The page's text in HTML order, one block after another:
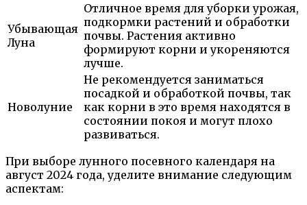
Убывающая
Луна
Отличное время для уборки урожая,
подкормки растений и обработки
почвы. Растения активно
формируют корни и укореняются
лучше.
Новолуние
Не рекомендуется заниматься
посадкой и обработкой почвы, так
как корни в это время находятся в
состоянии покоя и могут плохо
развиваться.
При выборе лунного посевного календаря на
август 2024 года, уделите внимание следующим
аспектам: